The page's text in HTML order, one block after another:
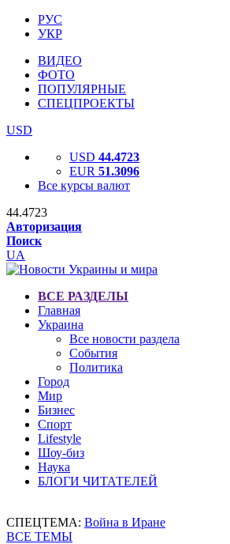
РУС
УКР
ВИДЕО
ФОТО
ПОПУЛЯРНЫЕ
СПЕЦПРОЕКТЫ
USD
USD 44.4723
EUR 51.3096
Все курсы валют
44.4723
Авторизация
Поиск
UA
ВСЕ РАЗДЕЛЫ
Главная
Украина
Все новости раздела
События
Политика
Город
Мир
Бизнес
Спорт
Lifestyle
Шоу-биз
Наука
БЛОГИ ЧИТАТЕЛЕЙ
СПЕЦТЕМА: Война в Иране
ВСЕ ТЕМЫ